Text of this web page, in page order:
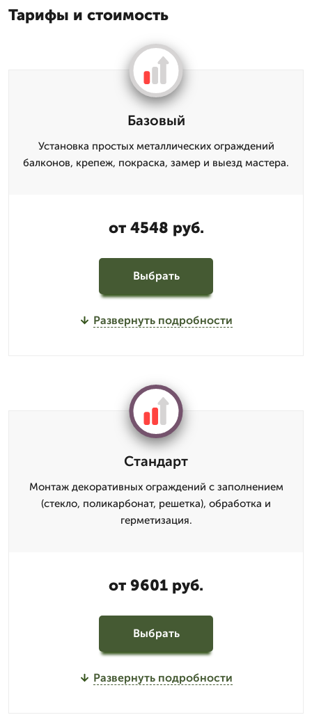
Тарифы и стоимость
Базовый
Установка простых металлических ограждений
балконов, крепеж, покраска, замер и выезд мастера.
от 4548 руб.
Выбрать
Развернуть подробности
Стандарт
Монтаж декоративных ограждений с заполнением
(стекло, поликарбонат, решетка), обработка и
герметизация.
от 9601 руб.
Выбрать
Развернуть подробности